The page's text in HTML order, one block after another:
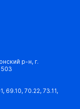
р-н, г.
69.10, 70.22, 73.11,